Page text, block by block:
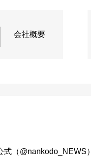
会社概要
式（@nankodo_NEWS）